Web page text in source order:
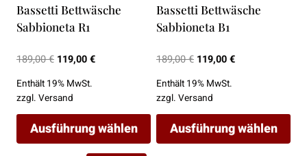
Produktseite
gewählt
Produktseite
gewählt
Bassetti Bettwäsche
Sabbioneta R1
189,00€ Ursprünglicher
war:
119,00€Aktueller
Enthält 19% MwSt.
zzgl. Versand
Ausführung wählen
Bassetti Bettwäsche
Sabbioneta B1
189,00€ Ursprünglicher
war:
119,00€Aktueller
Enthält 19% MwSt.
zzgl. Versand
Ausführung wählen